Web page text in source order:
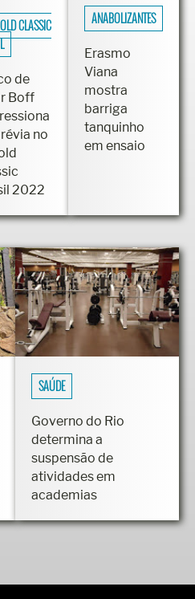
CLASSIC
de
Boff
no
2022
ANABOLIZANTES
Erasmo
Viana
mostra
barriga
tanquinho
em ensaio
SAÚDE
Governo do Rio
determina a
suspensão de
atividades em
academias